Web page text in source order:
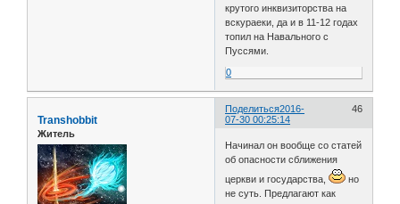
крутого инквизиторства на
вскураеки, да и в 11-12 годах
топил на Навального с
Пуссями.
0
Поделиться 46
2016-
07-30 00:25:14
Transhobbit
Житель
Начинал он вообще со статей
об опасности сближения
церкви и государства,
но
не суть. Предлагают как